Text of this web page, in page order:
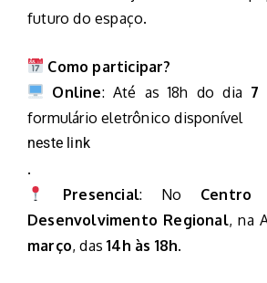
futuro do espaço.
Como participar?
Online: Até as 18h do dia 7
formulário eletrônico disponível
neste link
.
Presencial: No Centro
Desenvolvimento Regional, na
março, das14h às 18h.